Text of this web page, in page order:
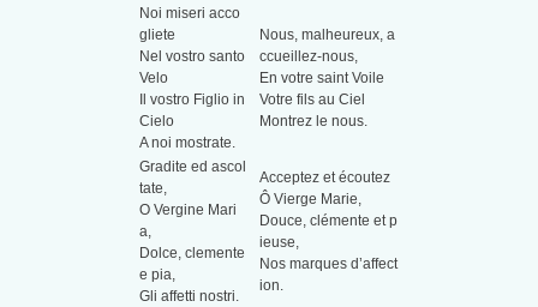
Noi miseri acco
gliete
Nel vostro santo
Velo
Il vostro Figlio in
Cielo
A noi mostrate.
Nous, malheureux, a
ccueillez-nous,
En votre saint Voile
Votre fils au Ciel
Montrez le nous.
Gradite ed ascol
tate,
O Vergine Mari
a,
Dolce, clemente
e pia,
Gli affetti nostri.
Acceptez et écoutez
Ô Vierge Marie,
Douce, clémente et p
ieuse,
Nos marques d’affect
ion.